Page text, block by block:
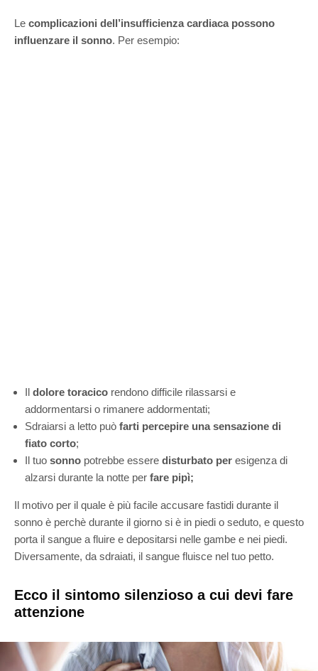
Le complicazioni dell’insufficienza cardiaca possono
influenzare il sonno. Per esempio:
Il dolore toracico rendono difficile rilassarsi e
addormentarsi o rimanere addormentati;
Sdraiarsi a letto può farti percepire una sensazione di
fiato corto;
Il tuo sonno potrebbe essere disturbato per esigenza di
alzarsi durante la notte per fare pipì;
Il motivo per il quale è più facile accusare fastidi durante il
sonno è perchè durante il giorno si è in piedi o seduto, e questo
porta il sangue a fluire e depositarsi nelle gambe e nei piedi.
Diversamente, da sdraiati, il sangue fluisce nel tuo petto.
Ecco il sintomo silenzioso a cui devi fare
attenzione